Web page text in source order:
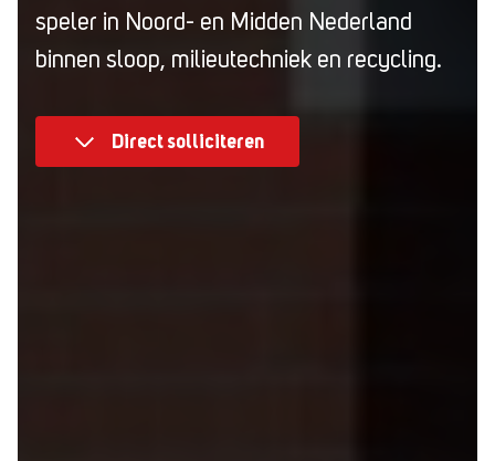
speler in Noord- en Midden Nederland
binnen sloop, milieutechniek en recycling.
Direct solliciteren